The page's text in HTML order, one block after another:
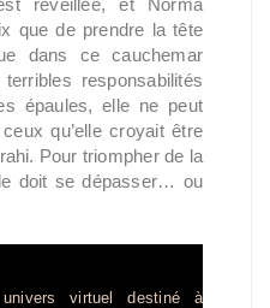
réveillée, et Norma
que de prendre la tête
dans ce cauchemar
responsabilités
épaules, elle ne peut
qu’elle croyait être
Pour triompher de la
doit se dépasser… ou
virtuel destiné à